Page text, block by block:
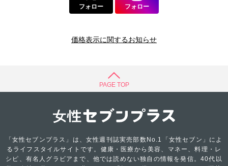
フォロー フォロー
価格表示に関するお知らせ
PAGE TOP
「女性セブンプラス」は、女性週刊誌実売部数No.1「女性セブン」によ
るライフスタイルサイトです。健康・医療から美容、マネー、料理・レ
シピ、有名人グラビアまで、他では読めない独自の情報を発信。40代以